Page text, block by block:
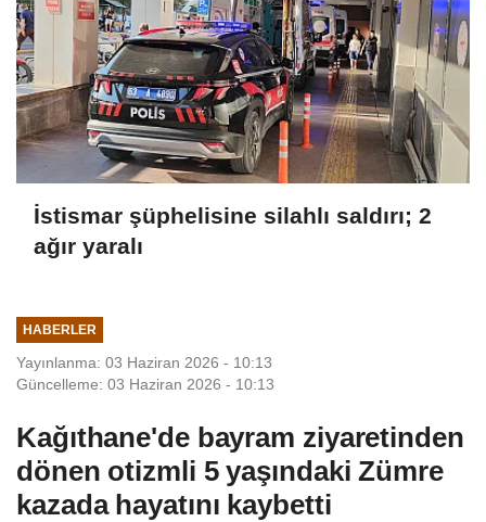
İstismar şüphelisine silahlı saldırı; 2
ağır yaralı
HABERLER
Yayınlanma: 03 Haziran 2026 - 10:13
Güncelleme: 03 Haziran 2026 - 10:13
Kağıthane'de bayram ziyaretinden
dönen otizmli 5 yaşındaki Zümre
kazada hayatını kaybetti